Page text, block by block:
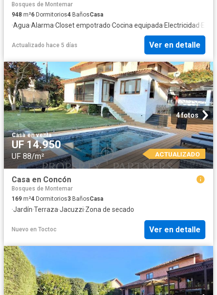
Bosques de Montemar
948 m²6 Dormitorios4 BañosCasa
·Agua·Alarma·Closet empotrado·Cocina equipada·Electricidad·
Actualizado hace 5 días Ver en detalle
4 fotos
Casa·en venta
UF 14.950
UF 88/m² ACTUALIZADO
Casa en Concón
Bosques de Montemar
169 m²4 Dormitorios3 BañosCasa
·Jardín·Terraza·Jacuzzi·Zona de secado
Nuevo en Toctoc Ver en detalle